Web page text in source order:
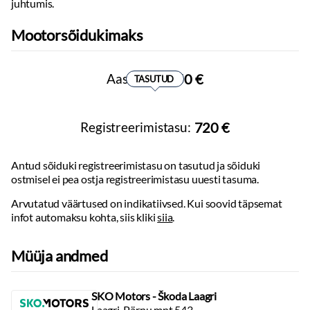
Reguleeritava kõrgusega istmed
Toonitud klaasid
Start-stopp süsteem
Välistemperatuuri näidik
Vihmaandur
Kesklukustus:puldiga
Sisustus
Taskud esiistmete seljatugedes
Kandevõime:
Haagis piduritega:
Haagis piduriteta:
juhtumis.
Mootorsõidukimaks
Aastamaks: 50 €
Registreerimistasu: 720 €
TASUTUD
Antud sõiduki registreerimistasu on tasutud ja sõiduki
ostmisel ei pea ostja registreerimistasu uuesti tasuma.
Arvutatud väärtused on indikatiivsed. Kui soovid täpsemat
infot automaksu kohta, siis klikisiia.
Müüja andmed
SKO Motors - Škoda Laagri